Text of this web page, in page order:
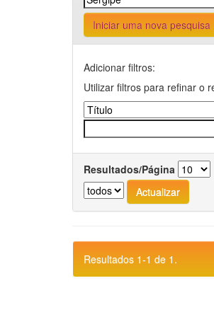
Iniciar uma nova pesquisa
Adicionar filtros:
Utilizar filtros para refinar o
Resultados/Página
Resultados 1-1 de 1.